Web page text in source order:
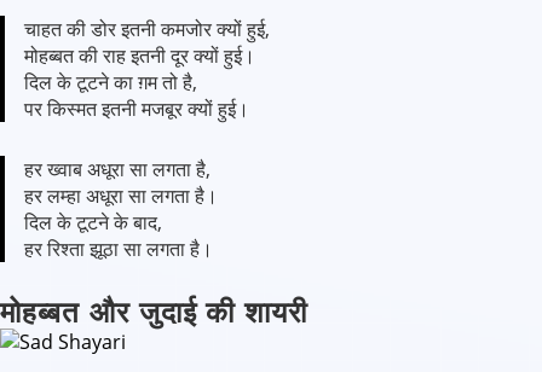
चाहत की डोर इतनी कमजोर क्यों हुई,
मोहब्बत की राह इतनी दूर क्यों हुई।
दिल के टूटने का ग़म तो है,
पर किस्मत इतनी मजबूर क्यों हुई।
हर ख्वाब अधूरा सा लगता है,
हर लम्हा अधूरा सा लगता है।
दिल के टूटने के बाद,
हर रिश्ता झूठा सा लगता है।
मोहब्बत और जुदाई की शायरी